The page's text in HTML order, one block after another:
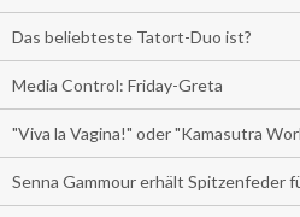
Das beliebteste Tatort-Duo ist?
Media Control: Friday-Greta
"Viva la Vagina!" oder "Kamasutra
Senna Gammour erhält Spitzenfeder